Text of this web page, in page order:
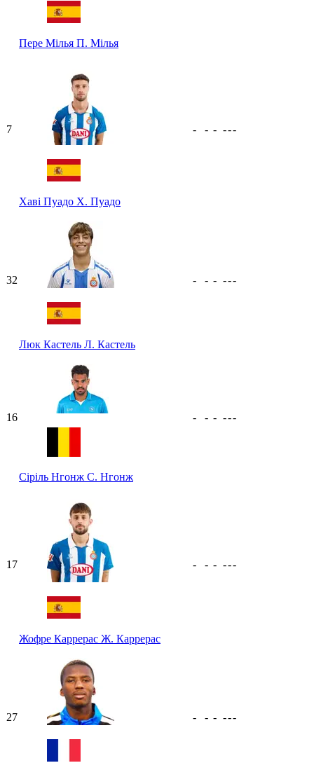
Пере Мілья П. Мілья
7
Хаві Пуадо Х. Пуадо
- - - ---
32
Люк Кастель Л. Кастель
- - - ---
16
Сіріль Нгонж С. Нгонж
- - - ---
17
Жофре Каррерас Ж. Каррерас
- - - ---
27 - - - ---